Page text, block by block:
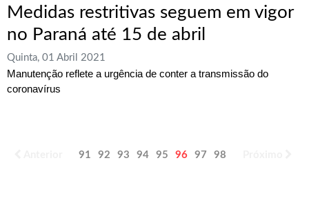
Medidas restritivas seguem em vigor
no Paraná até 15 de abril
Quinta, 01 Abril 2021
Manutenção reflete a urgência de conter a transmissão do
coronavírus
91 92 93 94 95 96 97 98